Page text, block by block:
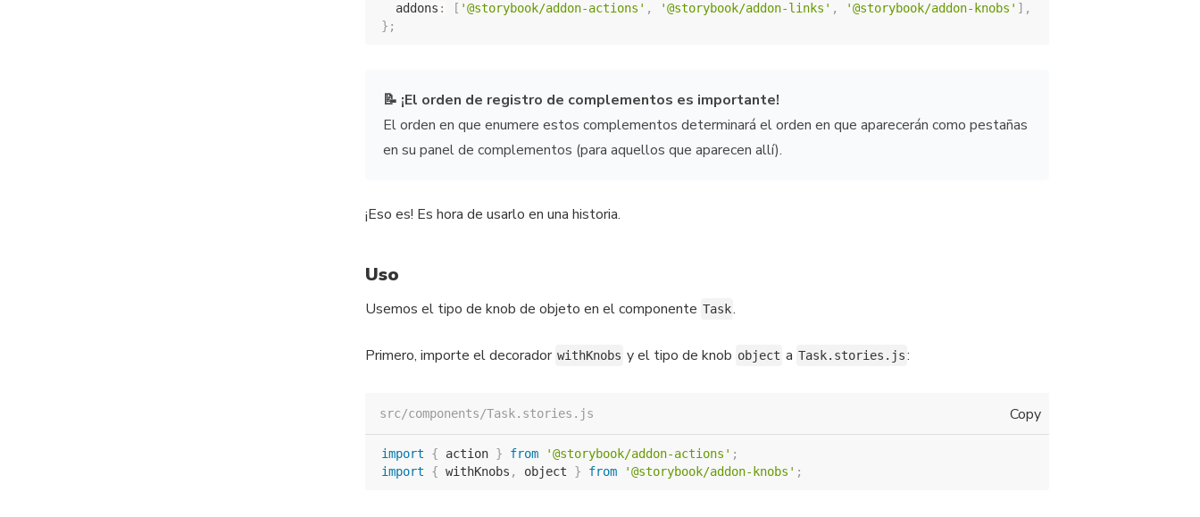
  addons
: [ '@storybook/addon-actions' , '@storybook/addon-links' , '@storybook/addon-knobs' ] ,
} ;
📝 ¡El orden de registro de complementos es importante!
El orden en que enumere estos complementos determinará el orden en que aparecerán como pestañas
en su panel de complementos (para aquellos que aparecen allí).
¡Eso es! Es hora de usarlo en una historia.
Uso
Usemos el tipo de knob de objeto en el componente Task.
Primero, importe el decorador withKnobs y el tipo de knob object a Task.stories.js :
Copy
src/components/Task.stories.js
import { action } from '@storybook/addon-actions' ;
import
{ withKnobs , object } from '@storybook/addon-knobs' ;